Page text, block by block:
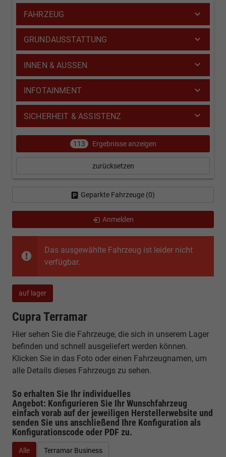
Das ausgewählte Fahrzeug ist leider nicht
verfügbar.
auf lager
Cupra Terramar
Hier sehen Sie die Fahrzeuge, die sich in unserem Lager
befinden und schnell ausgeliefert werden können.
Klicken Sie in das Foto oder einen Fahrzeugnamen, um
alle Details dieses Fahrzeugs zu sehen.
So erhalten Sie Ihr individuelles
Angebot: Konfigurieren Sie Ihr Wunschfahrzeug
einfach vorab auf der jeweiligen Herstellerwebsite und
senden Sie uns anschließend Ihre Konfiguration als
Konfigurationscode oder PDF zu.
Alle Terramar Business
FAHRZEUG
GRUNDAUSSTATTUNG
INNEN & AUSSEN
INFOTAINMENT
SICHERHEIT & ASSISTENZ
113 Ergebnisse anzeigen
zurücksetzen
Geparkte Fahrzeuge (0)
Anmelden